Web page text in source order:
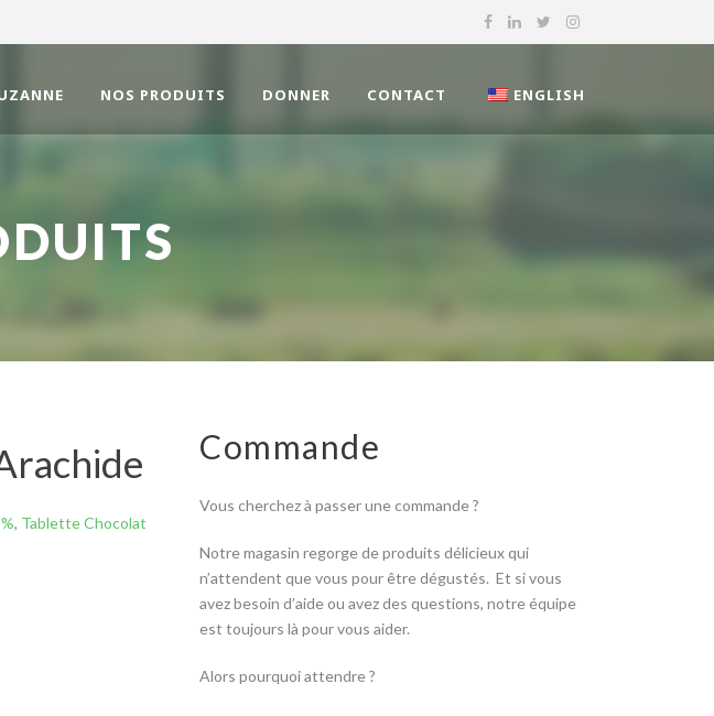
NOS PRODUITS DONNER CONTACT ENGLISH
, Tablette Chocolat
Commande
Vous cherchez à passer une commande ?
Notre magasin regorge de produits délicieux qui
n’attendent que vous pour être dégustés. Et si vous
avez besoin d’aide ou avez des questions, notre équipe
est toujours là pour vous aider.
Alors pourquoi attendre ?